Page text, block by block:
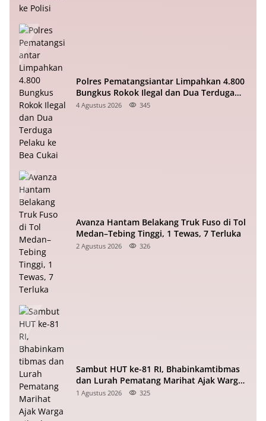
Polres Pematangsiantar Limpahkan 4.800
Bungkus Rokok Ilegal dan Dua Terduga
Pelaku ke Bea Cukai
4 Agustus 2026 345
Avanza Hantam Belakang Truk Fuso di Tol
Medan–Tebing Tinggi, 1 Tewas, 7 Terluka
2 Agustus 2026 326
Sambut HUT ke-81 RI, Bhabinkamtibmas
dan Lurah Pematang Marihat Ajak Warga
Kibarkan Merah Putih
1 Agustus 2026 325